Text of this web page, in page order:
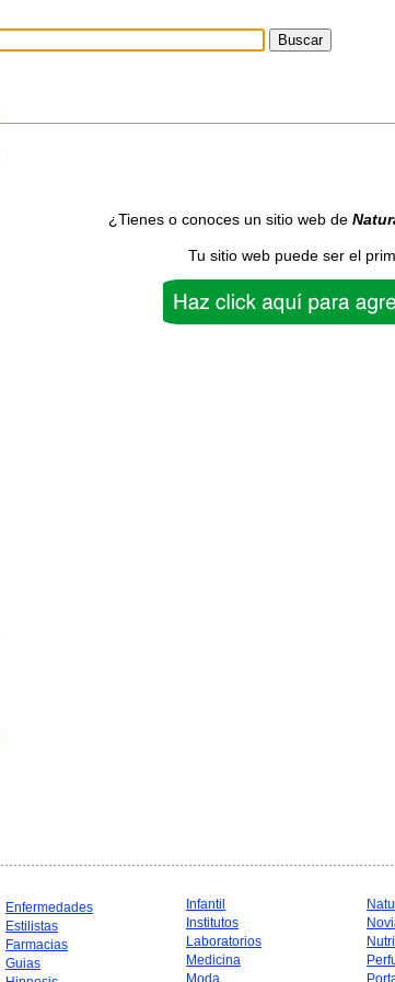
¿Tienes o conoces un sitio web de
Tu sitio web puede ser el
Enfermedades
Estilistas
Farmacias
Guias
Infantil
Institutos
Laboratorios
Medicina
Moda